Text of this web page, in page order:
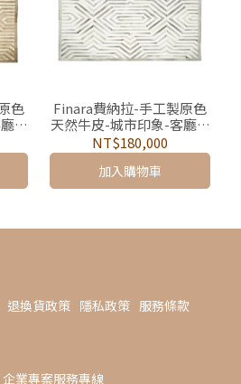
色
地
Finara費納拉-手工製原色
天然牛皮-城市印象-客廳地
墊/地毯-巴塞隆納海洋
NT$180,000
加入購物車
退換貨政策 隱私政策 服務條款
業專案服務專線